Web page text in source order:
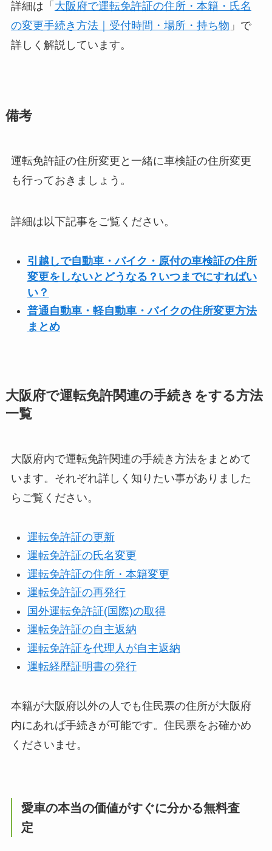
詳細は「 大阪府で運転免許証の住所・本籍・氏名
の変更手続き方法｜受付時間・場所・持ち物 」で
詳しく解説しています。
備考
運転免許証の住所変更と一緒に車検証の住所変更
も行っておきましょう。
詳細は以下記事をご覧ください。
引越しで自動車・バイク・原付の車検証の住所
変更をしないとどうなる？いつまでにすればい
い？
普通自動車・軽自動車・バイクの住所変更方法
まとめ
大阪府で運転免許関連の手続きをする方法
一覧
大阪府内で運転免許関連の手続き方法をまとめて
います。それぞれ詳しく知りたい事がありました
らご覧ください。
運転免許証の更新
運転免許証の氏名変更
運転免許証の住所・本籍変更
運転免許証の再発行
国外運転免許証(国際)の取得
運転免許証の自主返納
運転免許証を代理人が自主返納
運転経歴証明書の発行
本籍が大阪府以外の人でも住民票の住所が大阪府
内にあれば手続きが可能です。住民票をお確かめ
くださいませ。
愛車の本当の価値がすぐに分かる無料査
定